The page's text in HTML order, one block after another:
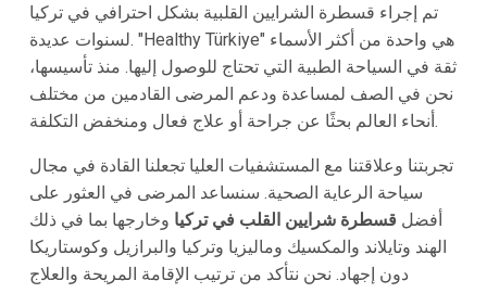
تم إجراء قسطرة الشرايين القلبية بشكل احترافي في تركيا
لسنوات عديدة. "Healthy Türkiye" هي واحدة من أكثر الأسماء
ثقة في السياحة الطبية التي تحتاج للوصول إليها. منذ تأسيسها،
نحن في الصف لمساعدة ودعم المرضى القادمين من مختلف
أنحاء العالم بحثًا عن جراحة أو علاج فعال ومنخفض التكلفة.
تجربتنا وعلاقتنا مع المستشفيات العليا تجعلنا القادة في مجال
سياحة الرعاية الصحية. سنساعد المرضى في العثور على
أفضل قسطرة شرايين القلب في تركيا وخارجها بما في ذلك
الهند وتايلاند والمكسيك وماليزيا وتركيا والبرازيل وكوستاريكا
دون إجهاد. نحن نتأكد من ترتيب الإقامة المريحة والعلاج